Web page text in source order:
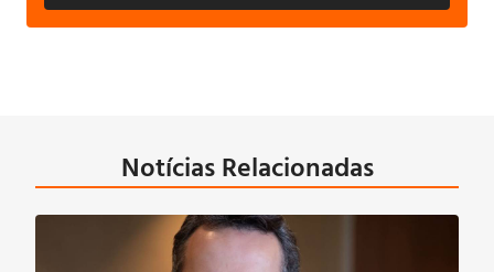
Notícias Relacionadas